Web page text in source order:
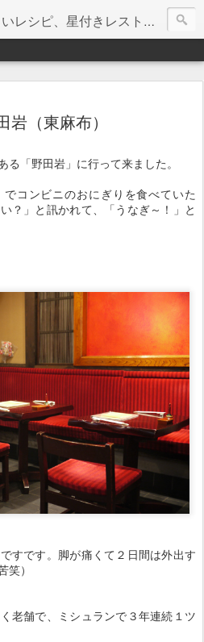
星付きレストラン、絶品お取り寄せを紹介しています。
岩（東麻布）
「野田岩」に行って来ました。
でコンビニのおにぎりを食べていた
？」と訊かれて、「うなぎ～！」と
すです。脚が痛くて２日間は外出す
）
老舗で、ミシュランで３年連続１ツ